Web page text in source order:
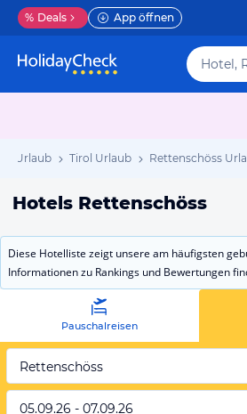
% Deals App öffnen
Urlaub Tirol Urlaub Rettenschöss
Hotels Rettenschöss
Diese Hotelliste zeigt unsere am häufigsten
Informationen zu Rankings und Bewertungen
Pauschalreisen
Rettenschöss
05.09.26 - 07.09.26